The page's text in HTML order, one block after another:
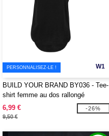
W1
PERSONNALISEZ-LE !
BUILD YOUR BRAND BY036 - Tee-
shirt femme au dos rallongé
6,99 €
9,50 €
-26%